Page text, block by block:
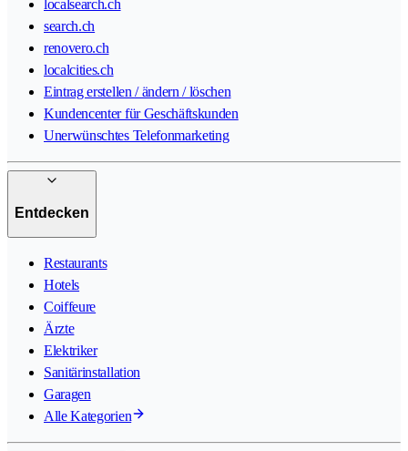
localsearch.ch
search.ch
renovero.ch
localcities.ch
Eintrag erstellen / ändern / löschen
Kundencenter für Geschäftskunden
Unerwünschtes Telefonmarketing
Entdecken
Restaurants
Hotels
Coiffeure
Ärzte
Elektriker
Sanitärinstallation
Garagen
Alle Kategorien